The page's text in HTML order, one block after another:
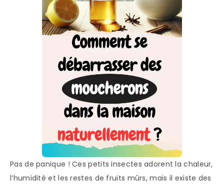
Pas de panique ! Ces petits insectes adorent la chaleur,
l’humidité et les restes de fruits mûrs, mais il existe des